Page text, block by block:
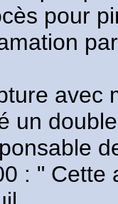
pour
avec
un
: " Cette